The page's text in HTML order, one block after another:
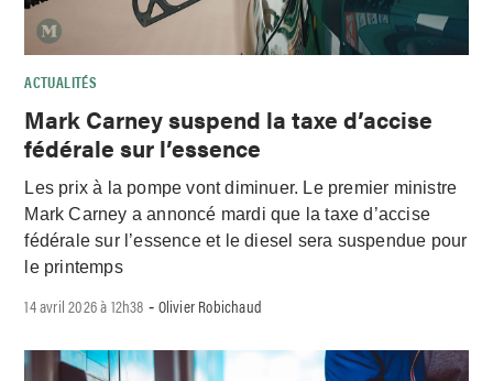
ACTUALITÉS
Mark Carney suspend la taxe d’accise
fédérale sur l’essence
Les prix à la pompe vont diminuer. Le premier ministre
Mark Carney a annoncé mardi que la taxe d’accise
fédérale sur l’essence et le diesel sera suspendue pour
le printemps
14 avril 2026 à 12h38 - Olivier Robichaud